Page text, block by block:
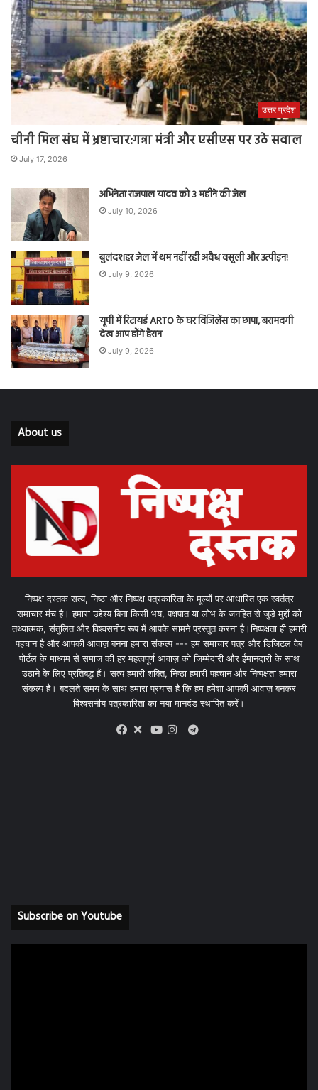
उत्तर प्रदेश
चीनी मिल संघ में भ्रष्टाचार:गन्ना मंत्री और एसीएस पर उठे सवाल
July 17, 2026
अभिनेता राजपाल यादव को 3 महीने की जेल
July 10, 2026
बुलंदशहर जेल में थम नहीं रही अवैध वसूली और उत्पीड़न!
July 9, 2026
यूपी में रिटायर्ड ARTO के घर विजिलेंस का छापा, बरामदगी
देख आप होंगे हैरान
July 9, 2026
About us
निष्पक्ष दस्तक सत्य, निष्ठा और निष्पक्ष पत्रकारिता के मूल्यों पर आधारित एक स्वतंत्र
समाचार मंच है। हमारा उद्देश्य बिना किसी भय, पक्षपात या लोभ के जनहित से जुड़े मुद्दों को
तथ्यात्मक, संतुलित और विश्वसनीय रूप में आपके सामने प्रस्तुत करना है।निष्पक्षता ही हमारी
पहचान है और आपकी आवाज़ बनना हमारा संकल्प --- हम समाचार पत्र और डिजिटल वेब
पोर्टल के माध्यम से समाज की हर महत्वपूर्ण आवाज़ को जिम्मेदारी और ईमानदारी के साथ
उठाने के लिए प्रतिबद्ध हैं। सत्य हमारी शक्ति, निष्ठा हमारी पहचान और निष्पक्षता हमारा
संकल्प है। बदलते समय के साथ हमारा प्रयास है कि हम हमेशा आपकी आवाज़ बनकर
विश्वसनीय पत्रकारिता का नया मानदंड स्थापित करें।
X
Telegram
Subscribe on Youtube